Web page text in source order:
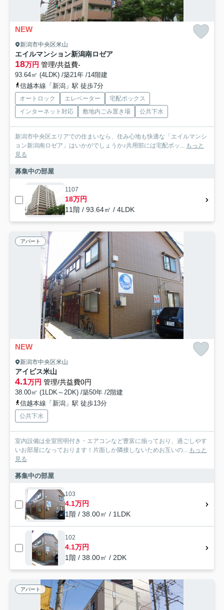
NEW
新潟市中央区米山
エイルマンション新潟南ロゼア
18万円 管理/共益費-
93.64㎡ (4LDK) /築21年 /14階建
信越本線「新潟」駅 徒歩7分
オートロック エレベーター
宅配ボックス
インターネット対応
敷地内ごみ置き場 公共下水
新潟市中央区エリアでの住まいなら、住み心地も快適な「エイルマンシ
ョン新潟南ロゼア」はいかがでしょうか♪共用部には宅配ボッ... もっと
見る
募集中の部屋
1107
18万円
11階 / 93.64㎡ / 4LDK
アパート
NEW
新潟市中央区米山
アイビス米山
4.1万円 管理/共益費0円
38.00㎡ (1LDK～2DK) /築50年 /2階建
信越本線「新潟」駅 徒歩13分
公共下水
室内設備は全室照明付き・エアコンなど豊富に揃っており、過ごしやす
いお部屋になっております！片面しか隣接しないためお互いの... もっと
見る
募集中の部屋
103
4.1万円
1階 / 38.00㎡ / 1LDK
102
4.1万円
1階 / 38.00㎡ / 2DK
アパート